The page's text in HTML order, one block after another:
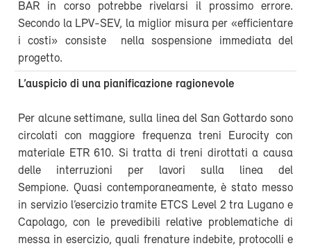
BAR in corso potrebbe rivelarsi il prossimo errore.
Secondo la LPV-SEV, la miglior misura per «efficientare
i costi» consiste nella sospensione immediata del
progetto.
L’auspicio di una pianificazione ragionevole
Per alcune settimane, sulla linea del San Gottardo sono
circolati con maggiore frequenza treni Eurocity con
materiale ETR 610. Si tratta di treni dirottati a causa
delle interruzioni per lavori sulla linea del
Sempione. Quasi contemporaneamente, è stato messo
in servizio l’esercizio tramite ETCS Level 2 tra Lugano e
Capolago, con le prevedibili relative problematiche di
messa in esercizio, quali frenature indebite, protocolli e